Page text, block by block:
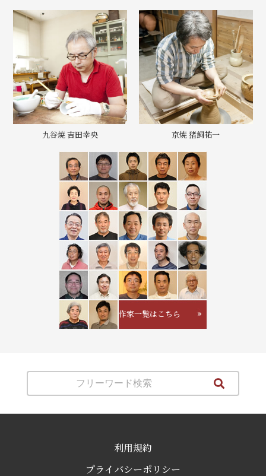
九谷焼 吉田幸央 京焼 猪飼祐一
作家一覧はこちら
利用規約
プライバシーポリシー